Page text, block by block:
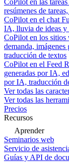
CoPilot en las tareas
resúmenes de
CoPilot en el chat
IA, lluvia de ideas y
CoPilot en los sitios
demanda,
traducción de textos
CoPilot en el Feed
generadas por IA,
por IA, traducción
Ver todas las
Ver todas las
Precios
Recursos
Aprender
Seminarios web
Servicio de
Guías y API de